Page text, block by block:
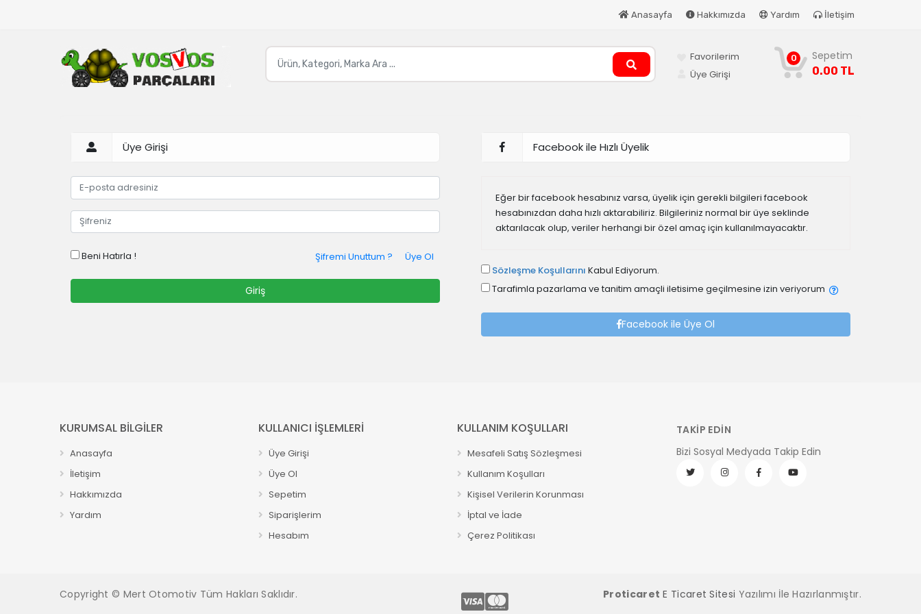
Anasayfa Hakkımızda Yardım İletişim
0 Sepetim
0.00 TL
Favorilerim
Üye Girişi
Üye Girişi
Beni Hatırla ! Üye Ol
Şifremi Unuttum ?
Facebook ile Hızlı Üyelik
Eğer bir facebook hesabınız varsa, üyelik için gerekli bilgileri facebook
hesabınızdan daha hızlı aktarabiliriz. Bilgileriniz normal bir üye seklinde
aktarılacak olup, veriler herhangi bir özel amaç için kullanılmayacaktır.
Sözleşme Koşullarını Kabul Ediyorum.
Tarafimla pazarlama ve tanitim amaçli iletisime geçilmesine izin veriyorum
Facebook ile Üye Ol
KURUMSAL BİLGİLER
Anasayfa
İletişim
Hakkımızda
Yardım
KULLANICI İŞLEMLERİ
Üye Girişi
Üye Ol
Sepetim
Siparişlerim
Hesabım
KULLANIM KOŞULLARI
Mesafeli Satış Sözleşmesi
Kullanım Koşulları
Kişisel Verilerin Korunması
İptal ve İade
Çerez Politikası
TAKİP EDİN
Bizi Sosyal Medyada Takip Edin
Copyright © Mert Otomotiv Tüm Hakları Saklıdır. Proticaret E Ticaret Sitesi Yazılımı İle Hazırlanmıştır.